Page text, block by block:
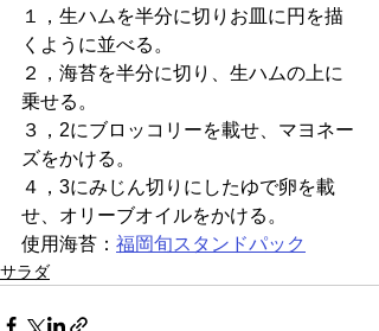
１，生ハムを半分に切りお皿に円を描
くように並べる。
２，海苔を半分に切り、生ハムの上に
乗せる。
３，2にブロッコリーを載せ、マヨネー
ズをかける。
４，3にみじん切りにしたゆで卵を載
せ、オリーブオイルをかける。
使用海苔： 福岡旬スタンドパック
サラダ